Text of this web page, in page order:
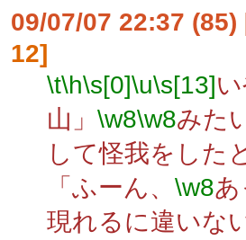
09/07/07 22:37 (85)
12]
\t\h\s[0]\u\s[13]
山」 \w8\w8みた
して怪我をした
「ふーん、 \w8
現れるに違いな